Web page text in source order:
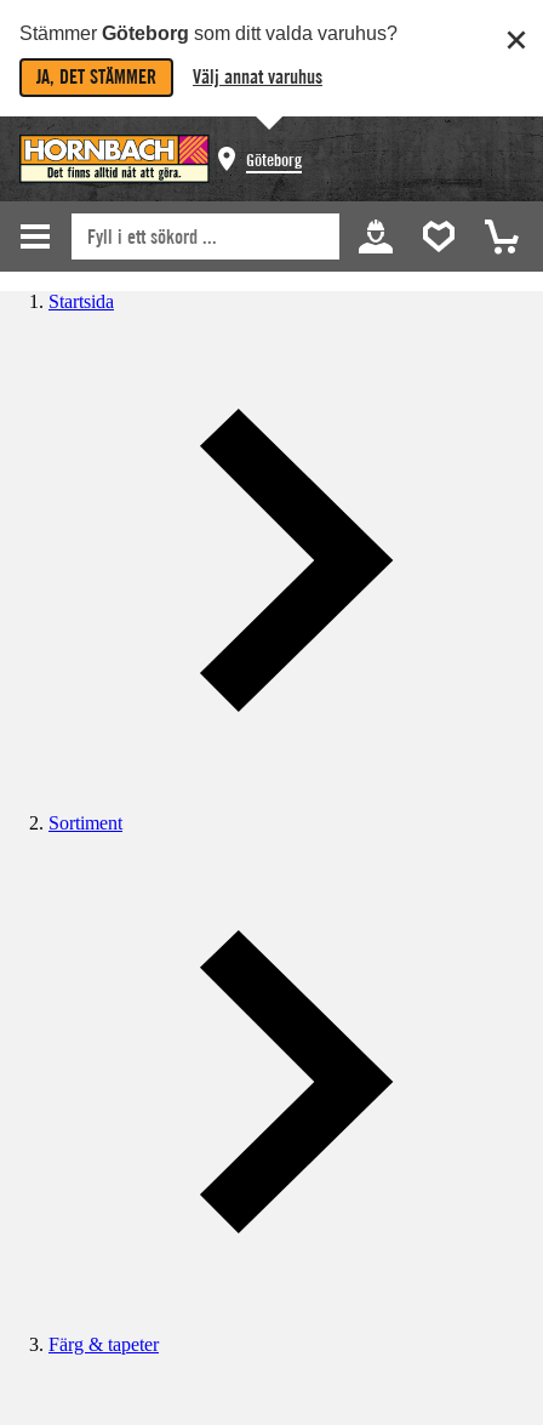
Stämmer Göteborg som ditt valda varuhus?
JA, DET STÄMMER Välj annat varuhus
Göteborg
Startsida
Sortiment
Färg & tapeter